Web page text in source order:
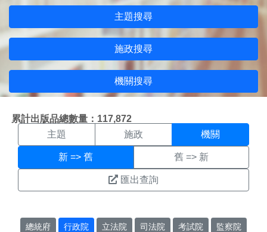
主題搜尋
施政搜尋
機關搜尋
累計出版品總數量：117,872
機關搜尋結果頁面
主題 施政 機關
新 => 舊 舊 => 新
匯出查詢
總統府 行政院 立法院 司法院 考試院 監察院